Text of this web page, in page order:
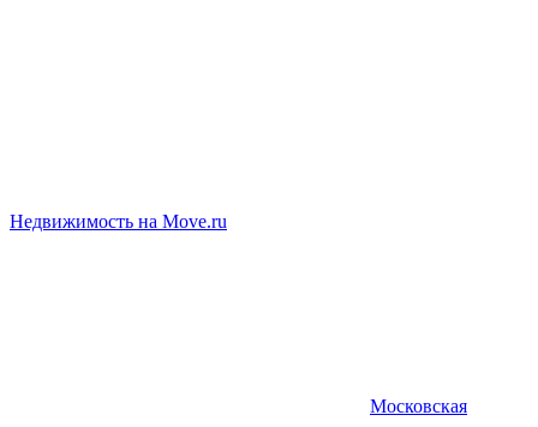
Недвижимость на Move.ru
Московская